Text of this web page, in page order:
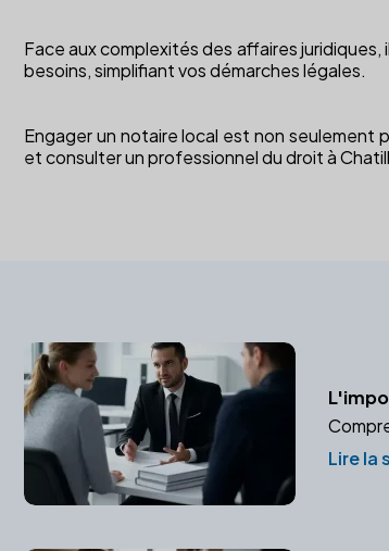
Face aux complexités des affaires
besoins, simplifiant vos démarches légales.
Engager un notaire local est non seulement
et consulter un professionnel du droit à
Lire la